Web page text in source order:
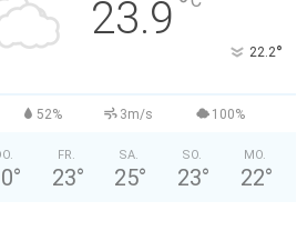
23.9
22.2°
52% 3m/s 100%
°
FR.
23°
SA.
25°
SO.
23°
MO.
22°